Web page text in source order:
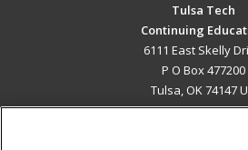
Tulsa Tech
Continuing
6111 East Skelly
P O Box 477200
Tulsa, OK 74147